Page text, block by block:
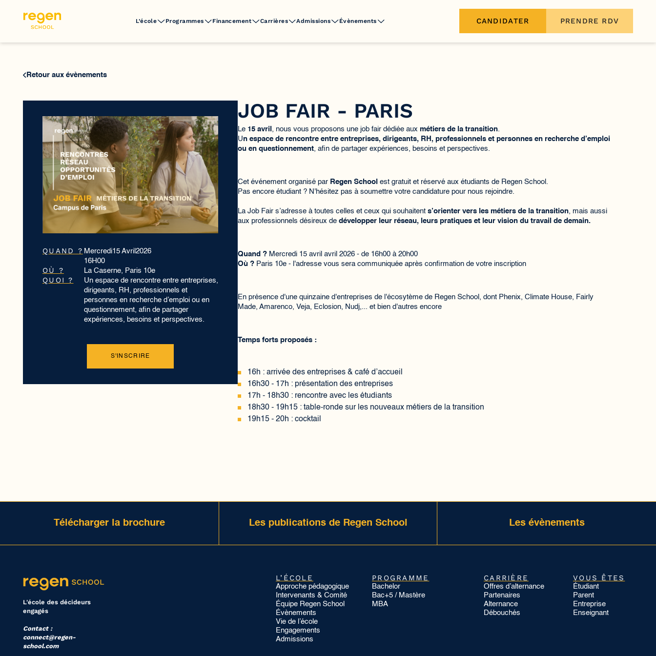
L’école Programmes Financement Carrières Admissions Évènements CANDIDATER PRENDRE RDV
Retour aux évènements
QUAND ? Mercredi15 Avril 2026
16H00
OÙ ? La Caserne, Paris 10e
QUOI ?
Un espace de rencontre entre entreprises,
dirigeants, RH, professionnels et
personnes en recherche d’emploi ou en
questionnement, afin de partager
expériences, besoins et perspectives.
S'INSCRIRE
JOB FAIR - PARIS
Le 15 avril , nous vous proposons une job fair dédiée aux métiers de la transition.
Un espace de rencontre entre entreprises, dirigeants, RH, professionnels et personnes en recherche d’emploi
ou en questionnement, afin de partager expériences, besoins et perspectives.
​Cet événement organisé par Regen School est gratuit et réservé aux étudiants de Regen School.
Pas encore étudiant ? N'hésitez pas à soumettre votre candidature pour nous rejoindre.
La Job Fair s’adresse à toutes celles et ceux qui souhaitent s’orienter vers les métiers de la transition, mais aussi
aux professionnels désireux de développer leur réseau, leurs pratiques et leur vision du travail de demain.
Quand ? Mercredi 15 avril avril 2026 - de 16h00 à 20h00
Où ? Paris 10e - l'adresse vous sera communiquée après confirmation de votre inscription
​En présence d'une quinzaine d'entreprises de l'écosytème de Regen School, dont ​Phenix, ​Climate House, ​Fairly
Made, Amarenco, ​Veja, Eclosion, ​Nudj,... et bien d'autres encore
Temps forts proposés :
​16h : arrivée des entreprises & café d’accueil
​16h30 - 17h : présentation des entreprises
​17h - 18h30 : rencontre avec les étudiants
​18h30 - 19h15 : table-ronde sur les nouveaux métiers de la transition
​19h15 - 20h : cocktail
Télécharger la brochure Les publications de Regen School Les évènements
L'école des décideurs
engagés
Contact :
connect@regen-
school.com
L’ÉCOLE
Approche pédagogique
Intervenants & Comité
Équipe Regen School
Évènements
Vie de l’école
Engagements
Admissions
PROGRAMME
Bachelor
Bac+5 / Mastère
MBA
CARRIÈRE
Offres d’alternance
Partenaires
Alternance
Débouchés
VOUS ÊTES
Étudiant
Parent
Entreprise
Enseignant